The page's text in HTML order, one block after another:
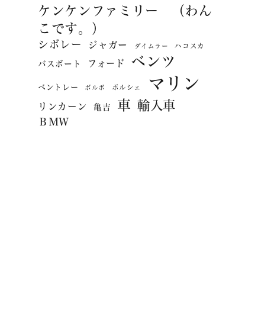
ケンケンファミリー （わん
こです。）
シボレー ジャガー ダイムラー ハコスカ
バスボート フォード ベンツ
ベントレー ボルボ ポルシェ マリン
リンカーン 亀吉 車 輸入車
ＢＭＷ